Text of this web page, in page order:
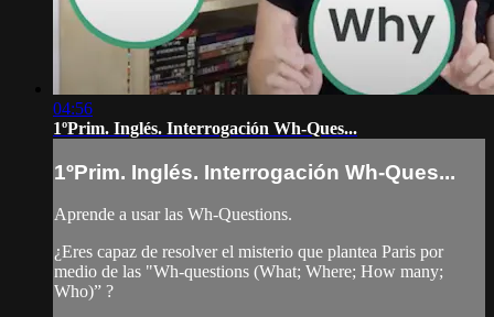
04:56
1ºPrim. Inglés. Interrogación Wh-Ques...
1ºPrim. Inglés. Interrogación Wh-Ques...
Aprende a usar las Wh-Questions.
¿Eres capaz de resolver el misterio que plantea Paris por
medio de las "Wh-questions (What; Where; How many;
Who)” ?